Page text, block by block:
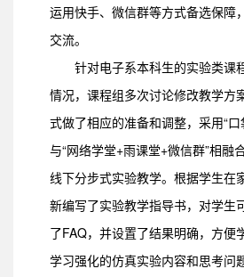
运用快手、微信群等方式备选保障
交流。
针对电子系本科生的实验类课
情况，课程组多次讨论修改教学方
式做了相应的准备和调整，采用“
与“网络学堂+雨课堂+微信群”相融
线下分步式实验教学。根据学生在
新编写了实验教学指导书，对学生
了FAQ，并设置了结果明确，方便
学习强化的仿真实验内容和思考问